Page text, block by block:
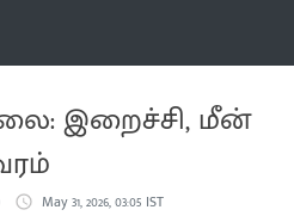
இறைச்சி, மீன்
May 31, 2026, 03:05 IST